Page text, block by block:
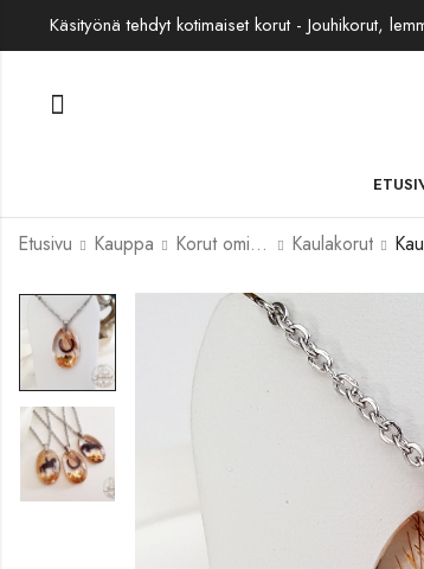
Käsityönä tehdyt kotimaiset korut - Jouhikorut,
Etusivu Kauppa Korut omista jouhista Kaulakorut